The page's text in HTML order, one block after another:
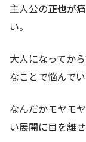
主人公の正也が
い。
大人になってか
なことで悩んで
なんだかモヤモ
い展開に目を離